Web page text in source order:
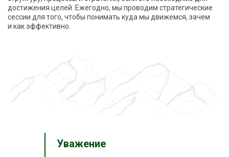
достижения целей. Ежегодно, мы проводим стратегические
сессии для того, чтобы понимать куда мы движемся, зачем
и как эффективно.
Уважение